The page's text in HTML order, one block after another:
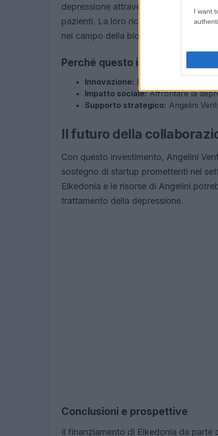
I want
depressione attraverso un nuovo
pazienti. La loro ricerca si basa su
nel campo della biotecnologia.
Perché questo investimento
Innovazione: Elkedonia sta
Impatto sociale:Affrontare la
Supporto strategico: Angelini
Il futuro della
Con questo investimento, Angelini
sostegno di startup promettenti nel
Elkedonia e le risorse di Angelini
trattamento della depressione.
Conclusioni e prospettive
Il finanziamento di Elkedonia da parte